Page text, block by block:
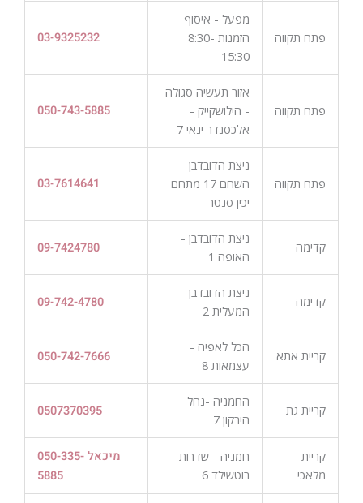
פתח תקווה
מפעל - איסוף
הזמנות 8:30-
15:30
03-9325232
פתח תקווה
אזור תעשיה סגולה
- הילושקייק -
אלכסנדר ינאי 7
050-743-5885
פתח תקווה
ניצת הדובדבן
השחם 17 מתחם
יכין סנטר
03-7614641
קדימה
ניצת הדובדבן -
האופה 1
09-7424780
קדימה
ניצת הדובדבן -
המעלית 2
09-742-4780
קריית אתא
הכל לאפיה -
עצמאות 8
050-742-7666
קריית גת
החמניה -נחל
הירקון 7
0507370395
קריית
מלאכי
חמניה - שדרות
רוטשילד 6
מיכאל 050-335-
5885